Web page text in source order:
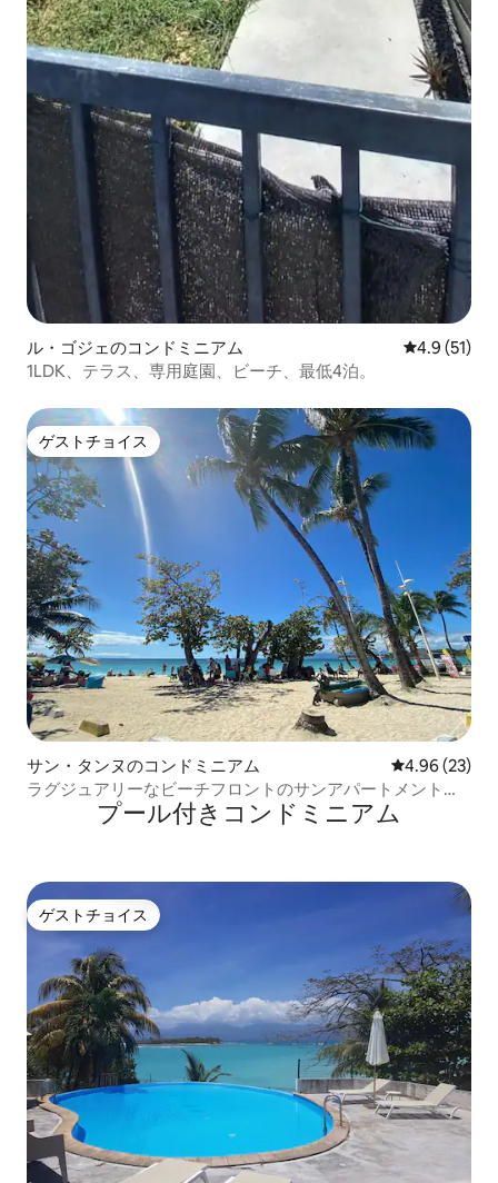
ル・ゴジェのコンドミニアム レビュー51
4.9 (51)
1LDK、テラス、専用庭園、ビーチ、最低4泊。
ゲストチョイス
ゲストチョイス
サン・タンヌのコンドミニアム レビュー23
4.96 (23)
ラグジュアリーなビーチフロントのサンアパートメント、
シービュープール付きコンドミニアム
ゲストチョイス
ゲストチョイス